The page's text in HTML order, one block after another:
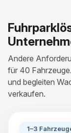
Andere
für 40
und begleiten
verkaufen.
1–3